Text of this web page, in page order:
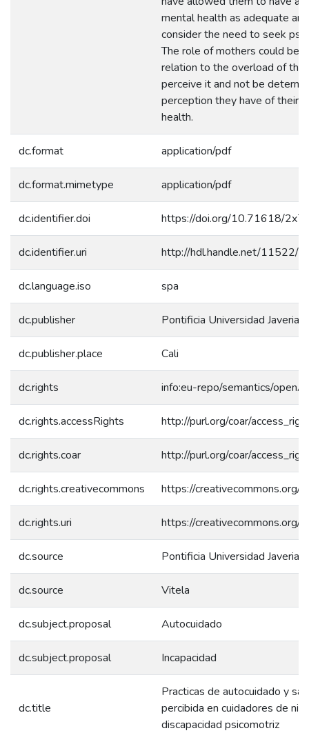
mental health as adequate
consider the need to seek
The role of mothers could be
relation to the overload of the
perceive it and not be
perception they have of their
health.
dc.format application/pdf
dc.format.mimetype application/pdf
dc.identifier.doi https://doi.org/10.71618/
dc.identifier.uri http://hdl.handle.net/11522/
dc.language.iso spa
dc.publisher Pontificia Universidad
dc.publisher.place Cali
dc.rights info:eu-repo/semantics/
dc.rights.accessRights http://purl.org/coar/
dc.rights.coar http://purl.org/coar/
dc.rights.creativecommons https://creativecommons.org/
dc.rights.uri https://creativecommons.org/
dc.source Pontificia Universidad
dc.source Vitela
dc.subject.proposal Autocuidado
dc.subject.proposal Incapacidad
dc.title
Practicas de autocuidado y
percibida en cuidadores de
discapacidad psicomotriz